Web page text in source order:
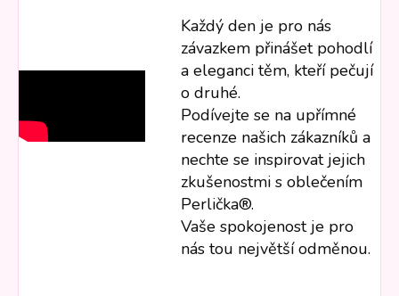
Každý den je pro nás
závazkem přinášet pohodlí
a eleganci těm, kteří pečují
o druhé.
Podívejte se na upřímné
recenze našich zákazníků a
nechte se inspirovat jejich
zkušenostmi s oblečením
Perlička®.
Vaše spokojenost je pro
nás tou největší odměnou.